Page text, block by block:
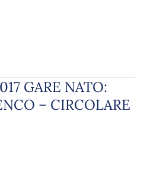
GARE NATO:
– CIRCOLARE